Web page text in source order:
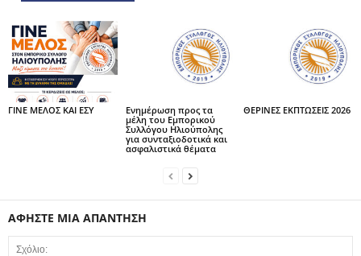
ΓΙΝΕ ΜΕΛΟΣ ΚΑΙ ΕΣΥ
Ενημέρωση προς τα
μέλη του Εμπορικού
Συλλόγου Ηλιούπολης
για συνταξιοδοτικά και
ασφαλιστικά θέματα
ΘΕΡΙΝΕΣ ΕΚΠΤΩΣΕΙΣ 2026
ΑΦΗΣΤΕ ΜΙΑ ΑΠΑΝΤΗΣΗ